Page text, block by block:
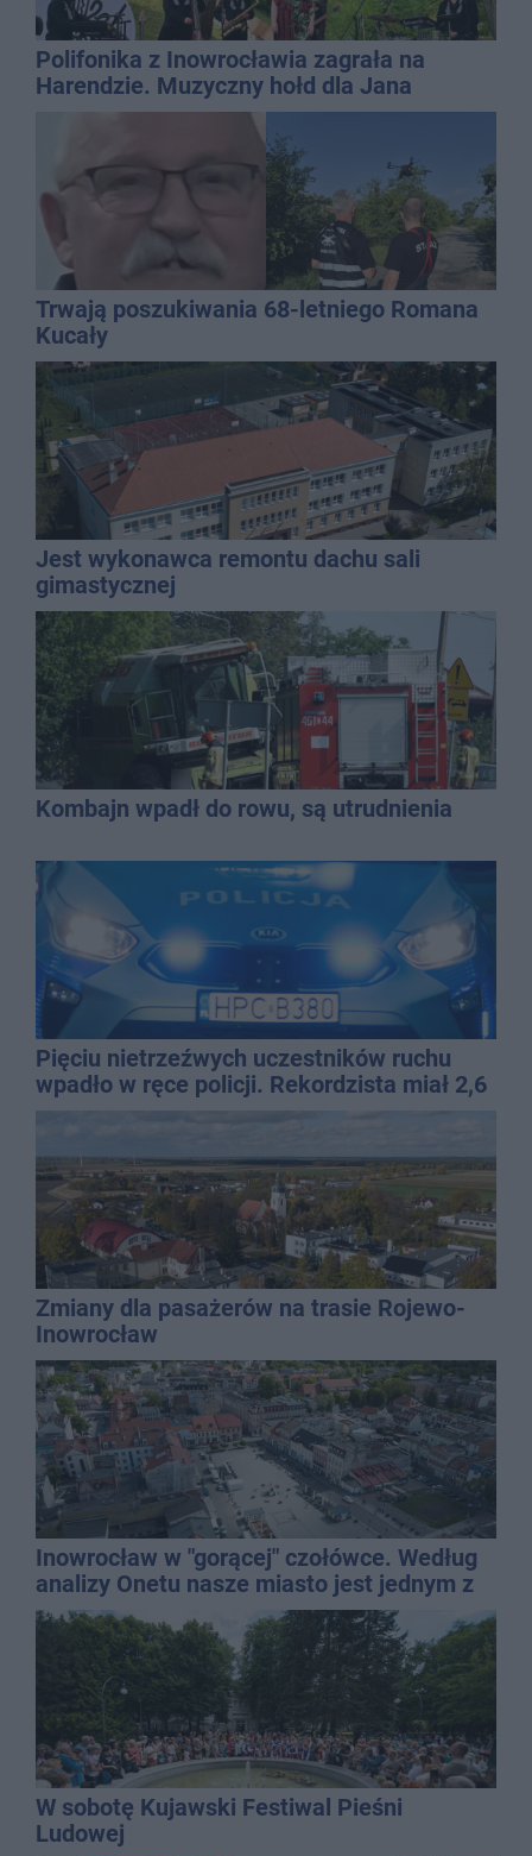
Polifonika z Inowrocławia zagrała na
Harendzie. Muzyczny hołd dla Jana
Kasprowicza
Trwają poszukiwania 68-letniego Romana
Kucały
Jest wykonawca remontu dachu sali
gimastycznej
Kombajn wpadł do rowu, są utrudnienia
Pięciu nietrzeźwych uczestników ruchu
wpadło w ręce policji. Rekordzista miał 2,6
promila
Zmiany dla pasażerów na trasie Rojewo-
Inowrocław
Inowrocław w "gorącej" czołówce. Według
analizy Onetu nasze miasto jest jednym z
najbardziej narażonych na upały
W sobotę Kujawski Festiwal Pieśni
Ludowej